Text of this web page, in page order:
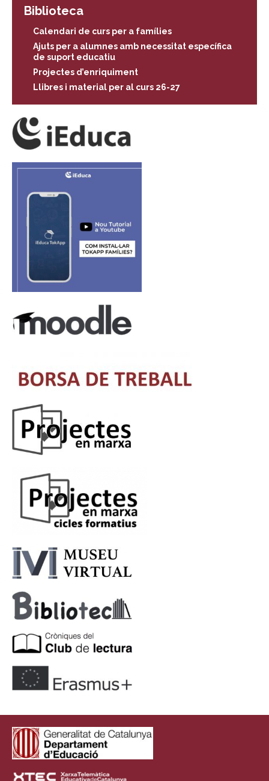
Biblioteca
Calendari de curs per a famílies
Ajuts per a alumnes amb necessitat específica
de suport educatiu
Projectes d’enriquiment
Llibres i material per al curs 26-27